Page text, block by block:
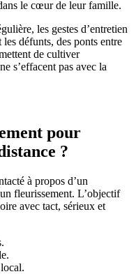
le cœur de leur famille.
les gestes d’entretien
défunts, des ponts entre
de cultiver
s’effacent pas avec la
pour
?
à propos d’un
fleurissement. L’objectif
avec tact, sérieux et